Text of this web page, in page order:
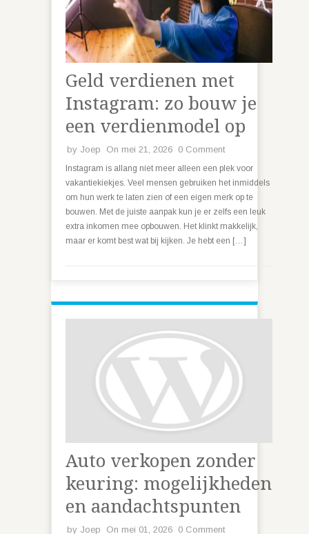
Geld verdienen met
Instagram: zo bouw je
een verdienmodel op
by Joep On mei 21, 2026 0 Comment
Instagram is allang niet meer alleen een plek voor
vakantiekiekjes. Veel mensen gebruiken het inmiddels
om hun werk te laten zien of een eigen merk op te
bouwen. Met de juiste aanpak kun je er zelfs een leuk
extra inkomen mee opbouwen. Het klinkt makkelijk,
maar er komt best wat bij kijken. Je hebt een […]
Auto verkopen zonder
keuring: mogelijkheden
en aandachtspunten
by Joep On mei 01, 2026 0 Comment